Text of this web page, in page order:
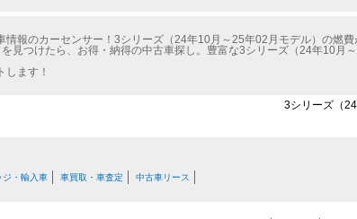
報のカーセンサー！3シリーズ（24年10月～25年02月モデル）の燃費
見つけたら、お得・納得の中古車探し。豊富な3シリーズ（24年10月
します！
3シリーズ（
ジ・輸入車 車買取・車査定 中古車リース